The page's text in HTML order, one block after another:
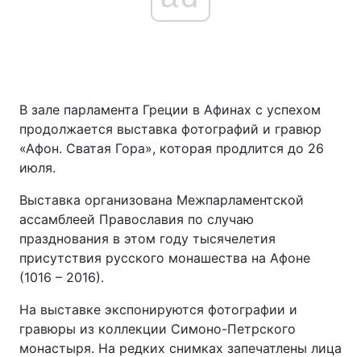
В зале парламента Греции в Афинах с успехом
продолжается выставка фотографий и гравюр
«Афон. Сватая Гора», которая продлится до 26
июля.
Выставка организована Межпарламентской
ассамблеей Православия по случаю
празднования в этом году тысячелетия
присутствия русского монашества на Афоне
(1016 – 2016).
На выставке экспонируются фотографии и
гравюры из коллекции Симоно-Петрского
монастыря. На редких снимках запечатлены лица